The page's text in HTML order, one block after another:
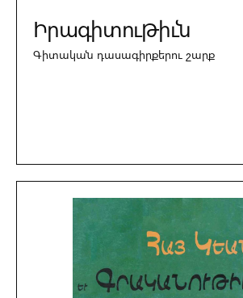
Իրագիտութիւն
Գիտական դասագիրքերու շարք